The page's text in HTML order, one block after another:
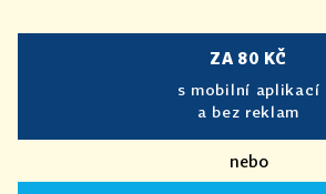
ZA 80 KČ
s mobilní aplikací
a bez reklam
nebo